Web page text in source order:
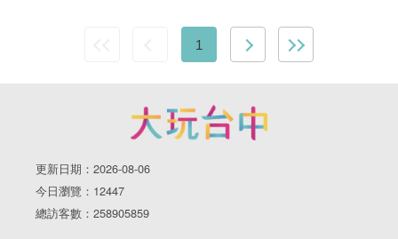
1
更新日期：2026-08-06
今日瀏覽：12447
總訪客數：258905859